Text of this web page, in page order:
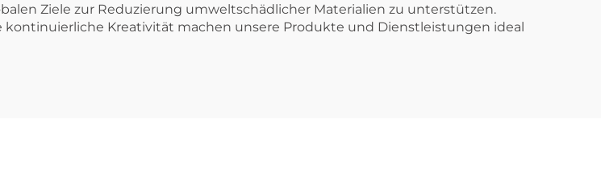
Ziele zur Reduzierung umweltschädlicher Materialien zu unterstützen.
Kreativität machen unsere Produkte und Dienstleistungen ideal